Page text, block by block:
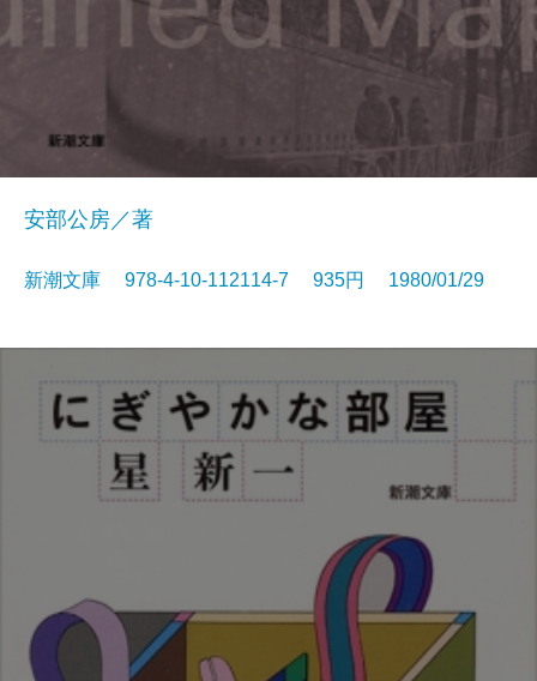
安部公房／著
新潮文庫 978-4-10-112114-7 935円 1980/01/29